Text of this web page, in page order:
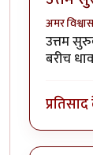
अमर
उत्तम
बरीच